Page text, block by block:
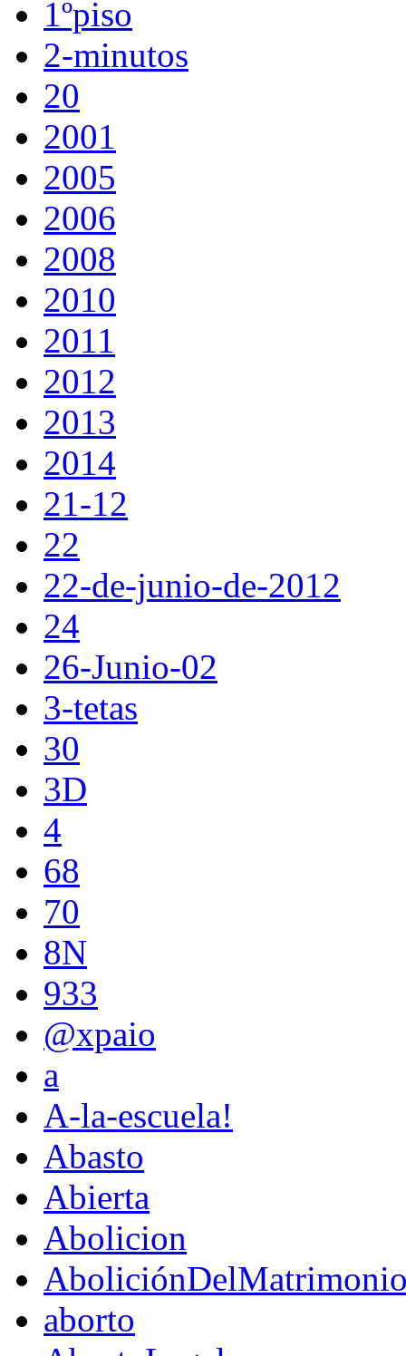
1ºpiso
2-minutos
20
2001
2005
2006
2008
2010
2011
2012
2013
2014
21-12
22
22-de-junio-de-2012
24
26-Junio-02
3-tetas
30
3D
4
68
70
8N
933
@xpaio
a
A-la-escuela!
Abasto
Abierta
Abolicion
aborto